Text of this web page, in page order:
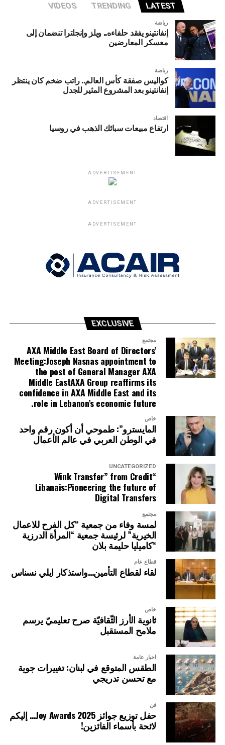
LATEST
TRENDING
VIDEOS
رياضة
إنفانتينو يفقد حلفاءه.. ويلز وإنجلترا تنضمان إلى
معسكر المعارضين
رياضة
كواليس صفقة كأس العالم.. راتب ضخم كان ينتظر
إنفانتينو بعد المشروع المثير للجدل
اقتصاد
ارتفاع مبيعات سبائك الذهب في روسيا
ADVERTISEMENT
ADVERTISEMENT
ADVERTISEMENT
EXCLUSIVE
مجتمع
AXA Middle East Board of Directors’
Meeting:Joseph Nasnas appointment to
the post of General Manager AXA
Middle EastAXA Group reaffirms its
confidence in AXA Middle East and its
role in Lebanon’s economic future.
خاص
المايسترو”: طموحي أن أكون رقم واحد
في الوطن العربي في عالم الأعمال
UNCATEGORIZED
“Wink Transfer” from Credit
Libanais:Pioneering the future of
Digital Transfers
مجتمع
لمسة وفاء من جمعية “كل الفرح للاعمال
الخيرية” لرئيسة جمعية “المرأة الدرزية
“كاميليا حليمة بلان
قطاع عام
لقاء لقطاع التأمين…واستذكار ايلي نسناس
خاص
ثانوية الأرز الثّقافيّة صرح تعليميّ يرسم
ملامح المستقبل
أخبار عامة
الطقس المتوقع في لبنان: تغييرات جوية
مع تحسن تدريجي
فن
حفل توزيع جوائز Joy Awards 2025… إليكم
لائحة بأسماء الفائزين!